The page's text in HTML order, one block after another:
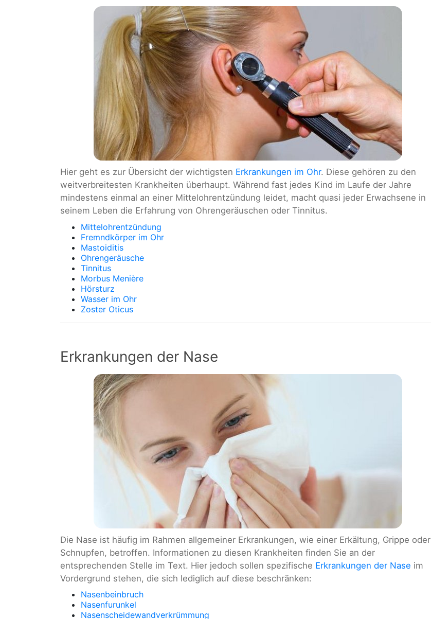
Hier geht es zur Übersicht der wichtigsten Erkrankungen im Ohr. Diese gehören zu den
weitverbreitesten Krankheiten überhaupt. Während fast jedes Kind im Laufe der Jahre
mindestens einmal an einer Mittelohrentzündung leidet, macht quasi jeder Erwachsene in
seinem Leben die Erfahrung von Ohrengeräuschen oder Tinnitus.
Mittelohrentzündung
Fremndkörper im Ohr
Mastoiditis
Ohrengeräusche
Tinnitus
Morbus Menière
Hörsturz
Wasser im Ohr
Zoster Oticus
Erkrankungen der Nase
Die Nase ist häufig im Rahmen allgemeiner Erkrankungen, wie einer Erkältung, Grippe oder
Schnupfen, betroffen. Informationen zu diesen Krankheiten finden Sie an der
entsprechenden Stelle im Text. Hier jedoch sollen spezifische Erkrankungen der Nase im
Vordergrund stehen, die sich lediglich auf diese beschränken:
Nasenbeinbruch
Nasenfurunkel
Nasenscheidewandverkrümmung